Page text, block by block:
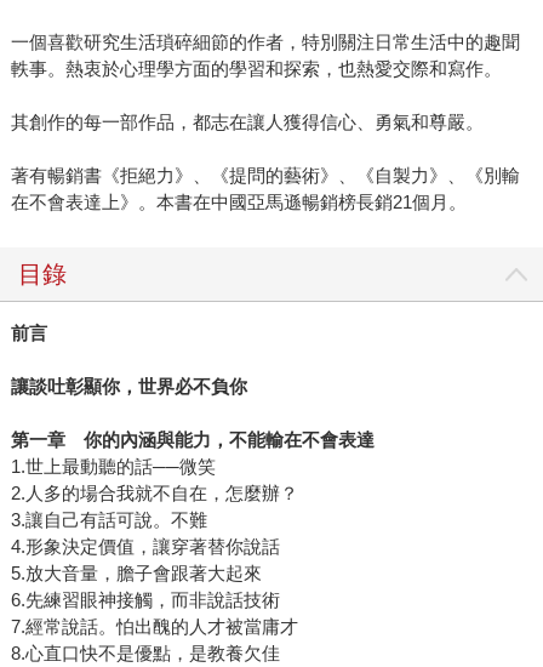
一個喜歡研究生活瑣碎細節的作者，特別關注日常生活中的趣聞
軼事。熱衷於心理學方面的學習和探索，也熱愛交際和寫作。
其創作的每一部作品，都志在讓人獲得信心、勇氣和尊嚴。
著有暢銷書《拒絕力》、《提問的藝術》、《自製力》、《別輸
在不會表達上》。本書在中國亞馬遜暢銷榜長銷21個月。
目錄
前言
讓談吐彰顯你，世界必不負你
第一章 你的內涵與能力，不能輸在不會表達
1.世上最動聽的話──微笑
2.人多的場合我就不自在，怎麼辦？
3.讓自己有話可說。不難
4.形象決定價值，讓穿著替你說話
5.放大音量，膽子會跟著大起來
6.先練習眼神接觸，而非說話技術
7.經常說話。怕出醜的人才被當庸才
8.心直口快不是優點，是教養欠佳